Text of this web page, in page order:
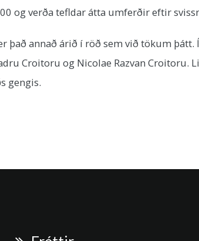
og verða tefldar átta umferðir eftir
það annað árið í röð sem við tökum
Croitoru og Nicolae Razvan Croitoru.
gengis.